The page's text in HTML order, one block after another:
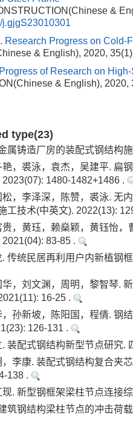
&
j.gjgS23010301
Research Progress on Cold-
& English), 2020,
Progress of Research on
& English), 2020,
type(23)
属铸造厂房的装配式钢结构
，裘泳，袁杰，吴建平. 扁
1480-1482+1486 .
，李泽深，陈赞，裘泳. 无
工技术(中英文). 2022(13):
贵，黄珏，赖燊颖，黄钰怡
83-85 .
传统民居再利用户内新植钢
，刘文渊，周明，黎智琴.
16-25 .
，孙新坡，陈阳国，程倩. 钢
126-131 .
装配式钢结构新型节点研究.
，李康. 装配式钢结构复合夹
138 .
. 新型钢框架梁柱节点连接
筑钢结构梁柱节点的冲击荷